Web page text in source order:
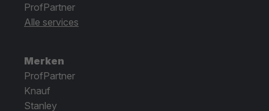
ProfPartner
Alle services
Merken
ProfPartner
Knauf
Stanley